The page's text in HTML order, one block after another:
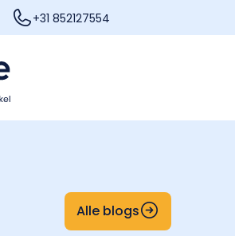
+31 852127554
Alle blogs